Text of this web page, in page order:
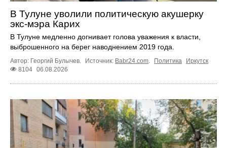
В Тулуне уволили политическую акушерку
экс-мэра Карих
В Тулуне медленно догнивает голова уважения к власти,
выброшенного на берег наводнением 2019 года.
Автор: Георгий Булычев. Источник: Babr24.com. Политика
Иркутск
8104 06.08.2026